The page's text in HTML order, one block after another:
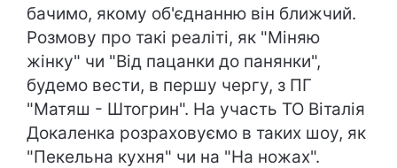
бачимо, якому об'єднанню він ближчий.
Розмову про такі реаліті, як "Міняю
жінку" чи "Від пацанки до панянки",
будемо вести, в першу чергу, з ПГ
"Матяш - Штогрин". На участь ТО Віталія
Докаленка розраховуємо в таких шоу, як
"Пекельна кухня" чи на "На ножах".